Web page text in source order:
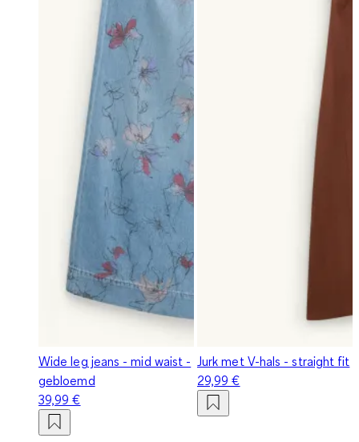
Wide leg jeans - mid waist -
gebloemd
39,99 €
Jurk met V-hals - straight fit
29,99 €